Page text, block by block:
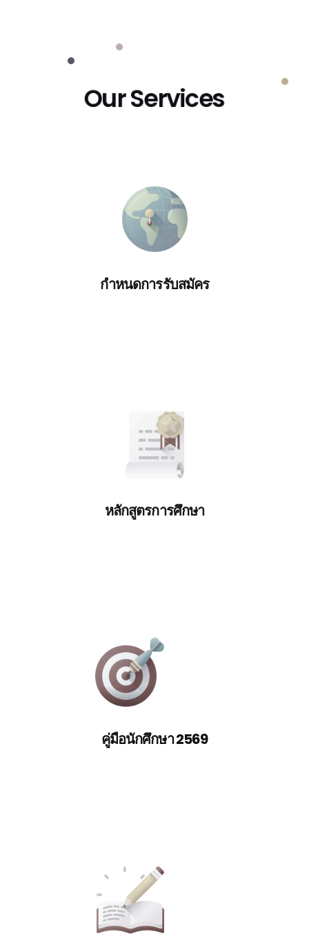
Our Services
กำหนดการรับสมัคร
หลักสูตรการศึกษา
คู่มือนักศึกษา 2569